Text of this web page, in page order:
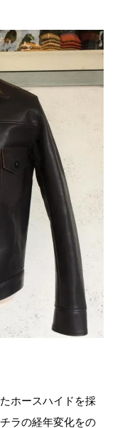
ホースハイドを採
ラの経年変化をの